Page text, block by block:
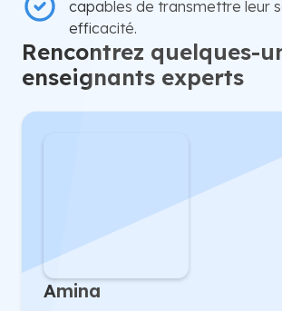
capables de transmettre leur
efficacité.
Rencontrez quelques-
enseignants experts
Amina